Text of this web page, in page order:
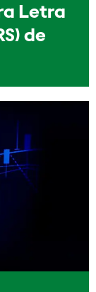
Letra
de